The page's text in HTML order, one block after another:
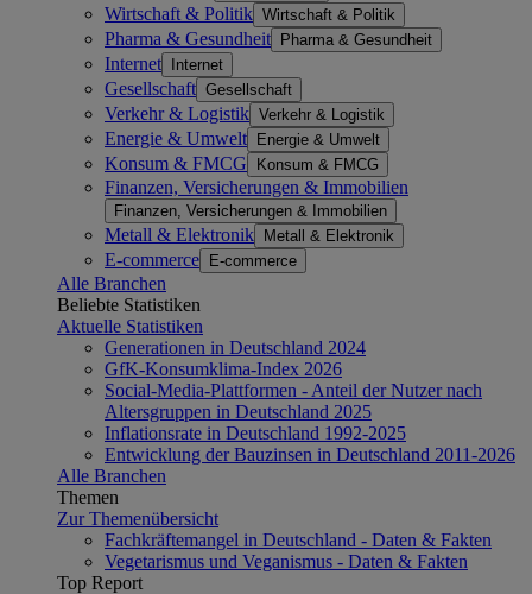
Wirtschaft & Politik Wirtschaft & Politik
Pharma & Gesundheit Pharma & Gesundheit
Internet Internet
Gesellschaft Gesellschaft
Verkehr & Logistik Verkehr & Logistik
Energie & Umwelt Energie & Umwelt
Konsum & FMCG Konsum & FMCG
Finanzen, Versicherungen & Immobilien
Finanzen, Versicherungen & Immobilien
Metall & Elektronik Metall & Elektronik
E-commerce E-commerce
Alle Branchen
Beliebte Statistiken
Aktuelle Statistiken
Generationen in Deutschland 2024
GfK-Konsumklima-Index 2026
Social-Media-Plattformen - Anteil der Nutzer nach
Altersgruppen in Deutschland 2025
Inflationsrate in Deutschland 1992-2025
Entwicklung der Bauzinsen in Deutschland 2011-2026
Alle Branchen
Themen
Zur Themenübersicht
Fachkräftemangel in Deutschland - Daten & Fakten
Vegetarismus und Veganismus - Daten & Fakten
Top Report